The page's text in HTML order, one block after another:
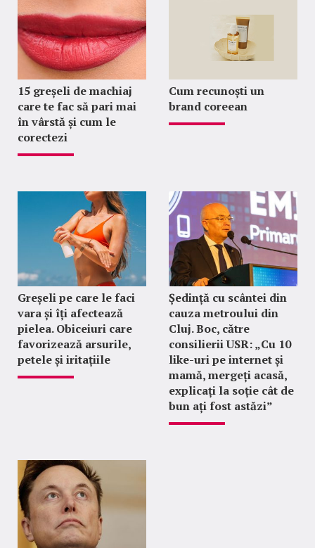
15 greșeli de machiaj
care te fac să pari mai
în vârstă și cum le
corectezi
Cum recunoști un
brand coreean
Greșeli pe care le faci
vara și îți afectează
pielea. Obiceiuri care
favorizează arsurile,
petele și iritațiile
Ședință cu scântei din
cauza metroului din
Cluj. Boc, către
consilierii USR: „Cu 10
like-uri pe internet și
mamă, mergeți acasă,
explicați la soție cât de
bun ați fost astăzi”